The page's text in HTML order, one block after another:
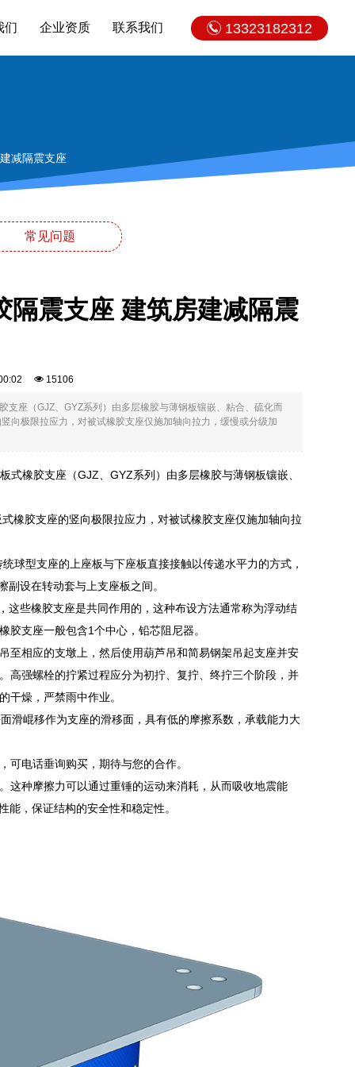
13323182312
们 企业资质 联系我们
减隔震支座
常见问题
隔震支座 建筑房建减隔震
15106
座（GJZ、GYZ系列）由多层橡胶与薄钢板镶嵌、粘合、硫化而
向极限拉应力，对被试橡胶支座仅施加轴向拉力，缓慢或分级加
橡胶支座（GJZ、GYZ系列）由多层橡胶与薄钢板镶嵌、
橡胶支座的竖向极限拉应力，对被试橡胶支座仅施加轴向拉
球型支座的上座板与下座板直接接触以传递水平力的方式，
设在转动套与上支座板之间。
些橡胶支座是共同作用的，这种布设方法通常称为浮动结
支座一般包含1个中心，铅芯阻尼器。
至相应的支墩上，然后使用葫芦吊和简易钢架吊起支座并安
高强螺栓的拧紧过程应分为初拧、复拧、终拧三个阶段，并
干燥，严禁雨中作业。
滑崐移作为支座的滑移面，具有低的摩擦系数，承载能力大
电话垂询购买，期待与您的合作。
这种摩擦力可以通过重锤的运动来消耗，从而吸收地震能
能，保证结构的安全性和稳定性。